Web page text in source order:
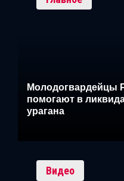
Молодогвардейцы
помогают в
урагана
Видео